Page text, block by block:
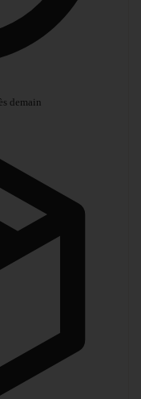
demain